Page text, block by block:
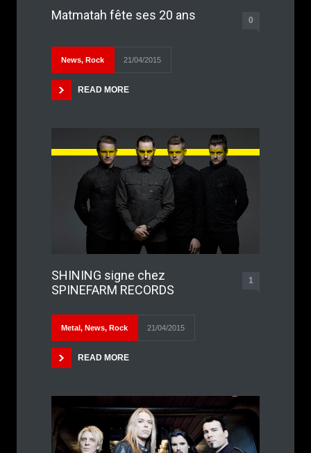
Matmatah fête ses 20 ans 0
News, Rock 21/04/2015
READ MORE
SHINING signe chez
SPINEFARM RECORDS
1
Metal, News, Rock 21/04/2015
READ MORE